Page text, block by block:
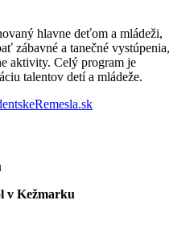
hlavne deťom a mládeži,
zábavné a tanečné vystúpenia,
aktivity. Celý program je
talentov detí a mládeže.
v Kežmarku